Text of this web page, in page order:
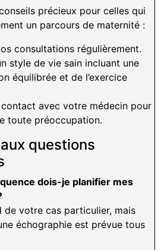
précieux pour celles qui
un parcours de maternité :
consultations régulièrement.
style de vie sain incluant une
équilibrée et de l’exercice
contact avec votre médecin pour
toute préoccupation.
questions
dois-je planifier mes
de votre cas particulier, mais
échographie est prévue tous